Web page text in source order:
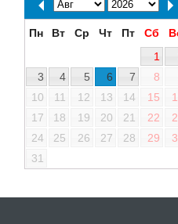
Пн Вт Ср Чт Пт Сб
1
3
4 5 6 7 8
10
11 12 13 14 15
17
18 19 20 21 22
24
25 26 27 28 29
31